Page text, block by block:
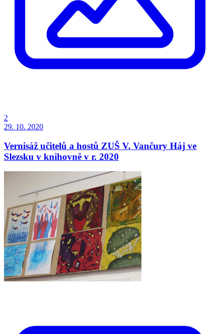
2
29. 10. 2020
Vernisáž učitelů a hostů ZUŠ V. Vančury Háj ve
Slezsku v knihovně v r. 2020